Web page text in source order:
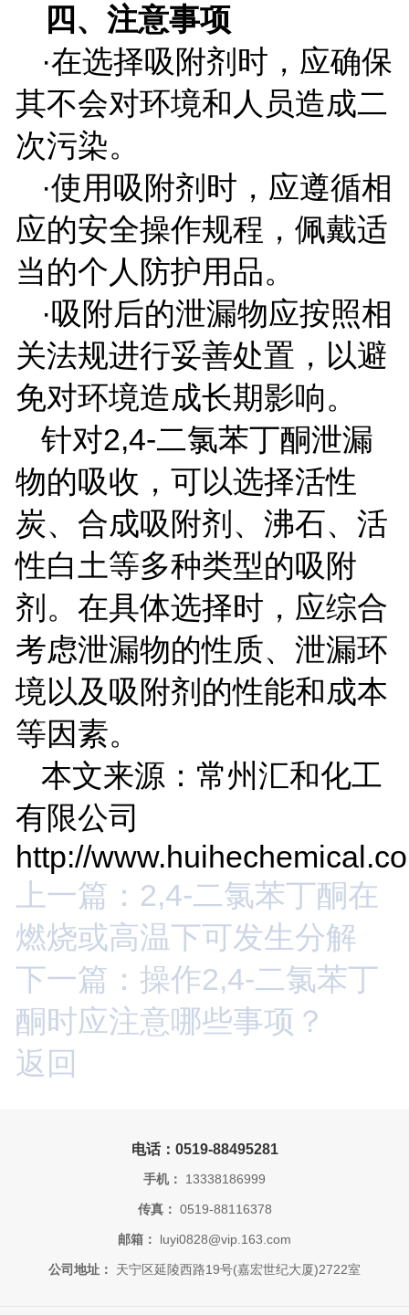
四、注意事项
·在选择吸附剂时，应确保
其不会对环境和人员造成二
次污染。
·使用吸附剂时，应遵循相
应的安全操作规程，佩戴适
当的个人防护用品。
·吸附后的泄漏物应按照相
关法规进行妥善处置，以避
免对环境造成长期影响。
针对2,4-二氯苯丁酮泄漏
物的吸收，可以选择活性
炭、合成吸附剂、沸石、活
性白土等多种类型的吸附
剂。在具体选择时，应综合
考虑泄漏物的性质、泄漏环
境以及吸附剂的性能和成本
等因素。
本文来源：常州汇和化工
有限公司
http://
上一篇：2,4-二氯苯丁酮在
燃烧或高温下可发生分解
下一篇：操作2,4-二氯苯丁
酮时应注意哪些事项？
返回
电话：0519-88495281
手机： 13338186999
传真： 0519-88116378
邮箱： luyi0828@vip.163.com
公司地址： 天宁区延陵西路19号(嘉宏世纪大厦)2722室